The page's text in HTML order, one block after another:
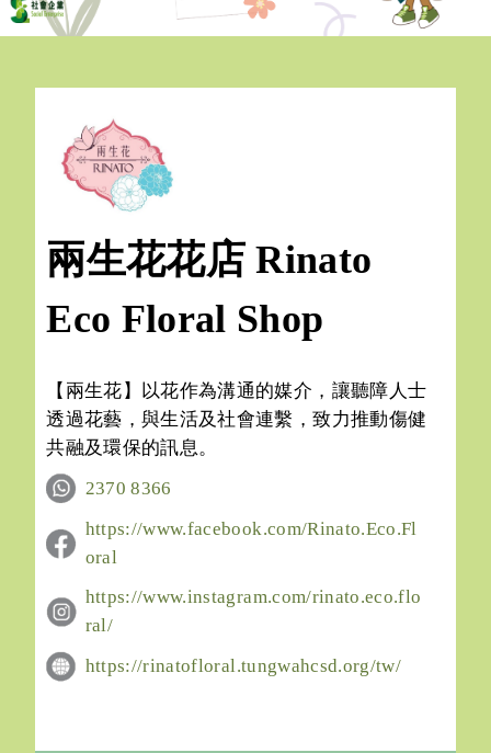
兩生花花店 Rinato
Eco Floral Shop
【兩生花】以花作為溝通的媒介，讓聽障人士
透過花藝，與生活及社會連繫，致力推動傷健
共融及環保的訊息。
2370 8366
https://www.facebook.com/Rinato.Eco.Fl
oral
https://www.instagram.com/rinato.eco.flo
ral/
https://rinatofloral.tungwahcsd.org/tw/